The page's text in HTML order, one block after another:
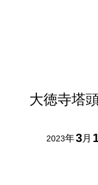
大徳寺塔
2023年3月